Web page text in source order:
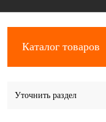
Каталог товаров
Уточнить раздел